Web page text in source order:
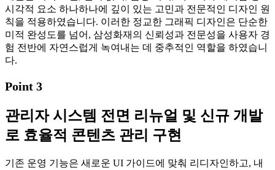
시각적 요소 하나하나에 깊이 있는 고민과 전문적인 디자인 원
칙을 적용하였습니다. 이러한 정교한 그래픽 디자인은 단순한
미적 완성도를 넘어, 삼성화재의 신뢰성과 전문성을 사용자 경
험 전반에 자연스럽게 녹여내는 데 중추적인 역할을 하였습니
다.
Point 3
관리자 시스템 전면 리뉴얼 및 신규 개발
로 효율적 콘텐츠 관리 구현
기존 운영 기능은 새로운 UI 가이드에 맞춰 리디자인하고, 내